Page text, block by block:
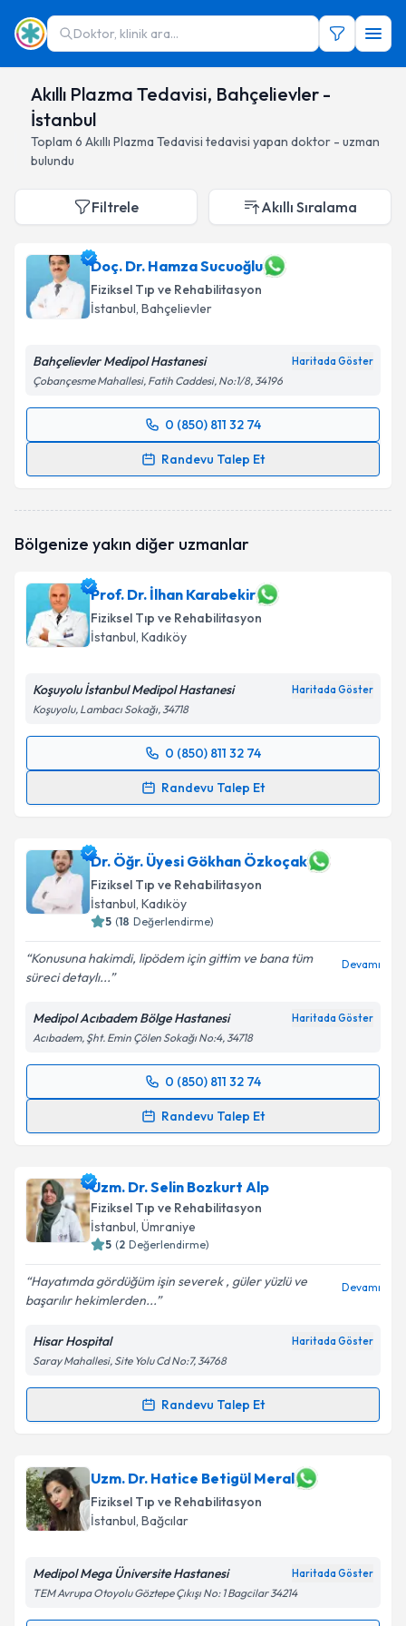
Doktor, klinik ara...
Akıllı Plazma Tedavisi, Bahçelievler -
İstanbul
Toplam 6 Akıllı Plazma Tedavisi tedavisi yapan doktor - uzman
bulundu
Filtrele Akıllı Sıralama
Doç. Dr. Hamza Sucuoğlu
Fiziksel Tıp ve Rehabilitasyon
İstanbul, Bahçelievler
Bahçelievler Medipol Hastanesi Haritada Göster
Çobançesme Mahallesi, Fatih Caddesi, No:1/8, 34196
0 (850) 811 32 74
Randevu Talep Et
Randevu Takvimi Talebi
oluşturun. Size bu uzmandan randevu almanız için bir
kapsamda işlenmesini kabul ediyorum.
Takvim Talebini Gönder
Bölgenize yakın diğer uzmanlar
Prof. Dr. İlhan Karabekir
Fiziksel Tıp ve Rehabilitasyon
İstanbul, Kadıköy
Koşuyolu İstanbul Medipol Hastanesi Haritada Göster
Koşuyolu, Lambacı Sokağı, 34718
0 (850) 811 32 74
Randevu Talep Et
Randevu Takvimi Talebi
takvim hazırlandığında e-posta ile bilgilendireceğiz.
E-posta Adresiniz
Kişisel verilerimin işlenmesine ilişkin
kapsamda işlenmesini kabul ediyorum.
Takvim Talebini Gönder
Dr. Öğr. Üyesi Gökhan Özkoçak
Fiziksel Tıp ve Rehabilitasyon
İstanbul, Kadıköy
5 (18 Değerlendirme)
Konusuna hakimdi, lipödem için gittim ve bana tüm
süreci detaylı...
Devamı
Medipol Acıbadem Bölge Hastanesi Haritada Göster
Acıbadem, Şht. Emin Çölen Sokağı No:4, 34718
0 (850) 811 32 74
Randevu Talep Et
Randevu Takvimi Talebi
almanız için bir takvim hazırlandığında e-posta ile
bilgilendireceğiz.
E-posta Adresiniz
Metni
'ni okudum ve kişisel verilerimin belirtilen
kapsamda işlenmesini kabul ediyorum.
Takvim Talebini Gönder
Uzm. Dr. Selin Bozkurt Alp
Fiziksel Tıp ve Rehabilitasyon
İstanbul, Ümraniye
5 (2 Değerlendirme)
Hayatımda gördüğüm işin severek , güler yüzlü ve
başarılır hekimlerden...
Devamı
Hisar Hospital Haritada Göster
Saray Mahallesi, Site Yolu Cd No:7, 34768
Randevu Talep Et
Randevu Takvimi Talebi
Uzm. Dr. Selin Bozkurt Alpiçin randevu takvimi
talebi oluşturun. Size bu uzmandan randevu almanız
için bir takvim hazırlandığında e-posta ile
bilgilendireceğiz.
E-posta Adresiniz
Uzm. Dr. Hatice Betigül Meral
Fiziksel Tıp ve Rehabilitasyon
İstanbul, Bağcılar
Medipol Mega Üniversite Hastanesi Haritada Göster
TEM Avrupa Otoyolu Göztepe Çıkışı No: 1 Bagcilar 34214